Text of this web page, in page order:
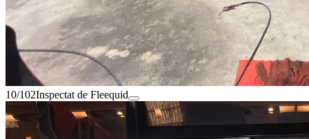
10/102Inspectat de Fleequid